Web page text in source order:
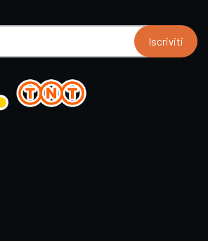
Iscriviti